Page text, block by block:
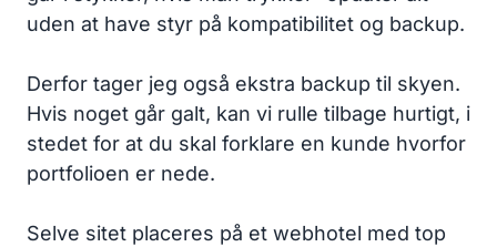
uden at have styr på kompatibilitet og backup.
Derfor tager jeg også ekstra backup til skyen.
Hvis noget går galt, kan vi rulle tilbage hurtigt, i
stedet for at du skal forklare en kunde hvorfor
portfolioen er nede.
Selve sitet placeres på et webhotel med top